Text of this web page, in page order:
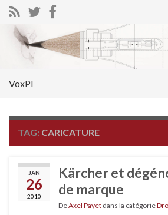
Search for:
VoxPI
TAG: CARICATURE
JAN
26
2010
Kärcher et
de marque
DeAxel Payet dans la catégorie